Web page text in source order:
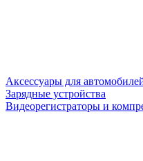
Аксессуары для
Зарядные устройства
Видеорегистраторы и